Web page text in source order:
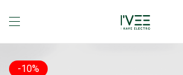
-10%